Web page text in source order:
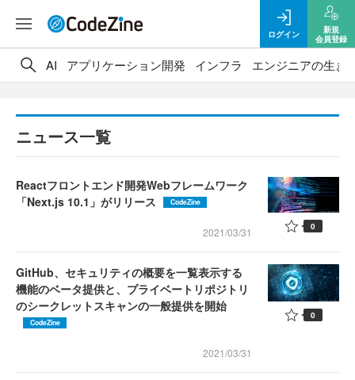
ログイン
新規
会員登録
AI アプリケーション開発 インフラ エンジニアの生き
ニュース一覧
Reactフロントエンド開発Webフレームワーク
「Next.js 10.1」がリリース
CodeZine
2021/03/31 0
GitHub、セキュリティの概要を一覧表示する
機能のベータ提供と、プライベートリポジトリ
のシークレットスキャンの一般提供を開始
CodeZine
2021/03/31
0